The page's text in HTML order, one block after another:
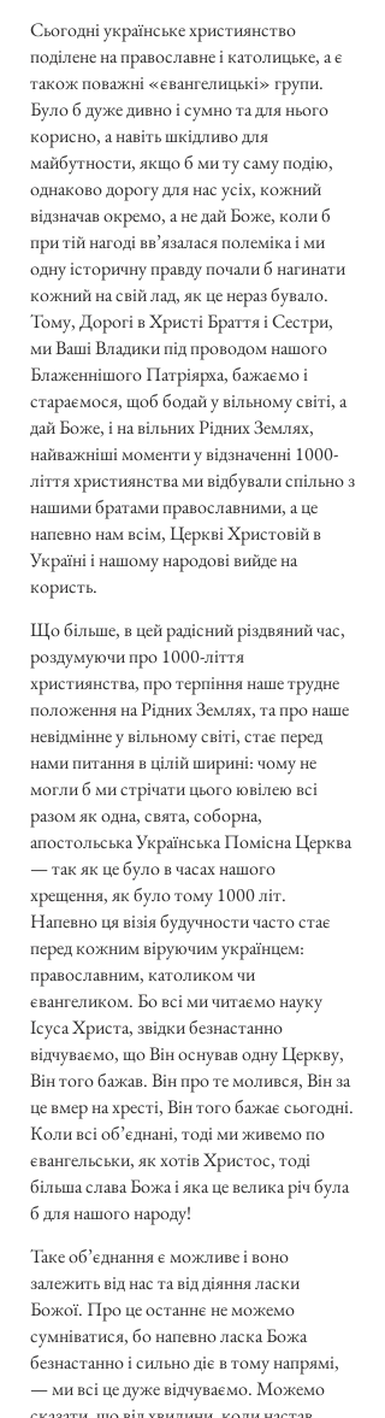
Сьогодні українське християнство
поділене на православне і католицьке, а є
також поважні «євангелицькі» групи.
Було б дуже дивно і сумно та для нього
корисно, а навіть шкідливо для
майбутности, якщо б ми ту саму подію,
однаково дорогу для нас усіх, кожний
відзначав окремо, а не дай Боже, коли б
при тій нагоді вв’язалася полеміка і ми
одну історичну правду почали б нагинати
кожний на свій лад, як це нераз бувало.
Тому, Дорогі в Христі Браття і Сестри,
ми Ваші Владики під проводом нашого
Блаженнішого Патріярха, бажаємо і
стараємося, щоб бодай у вільному світі, а
дай Боже, і на вільних Рідних Землях,
найважніші моменти у відзначенні 1000-
ліття християнства ми відбували спільно з
нашими братами православними, а це
напевно нам всім, Церкві Христовій в
Україні і нашому народові вийде на
користь.
Що більше, в цей радісний різдвяний час,
роздумуючи про 1000-ліття
християнства, про терпіння наше трудне
положення на Рідних Землях, та про наше
невідмінне у вільному світі, стає перед
нами питання в цілій ширині: чому не
могли б ми стрічати цього ювілею всі
разом як одна, свята, соборна,
апостольська Українська Помісна Церква
— так як це було в часах нашого
хрещення, як було тому 1000 літ.
Напевно ця візія будучности часто стає
перед кожним віруючим українцем:
православним, католиком чи
євангеликом. Бо всі ми читаємо науку
Ісуса Христа, звідки безнастанно
відчуваємо, що Він оснував одну Церкву,
Він того бажав. Він про те молився, Він за
це вмер на хресті, Він того бажає сьогодні.
Коли всі об’єднані, тоді ми живемо по
євангельськи, як хотів Христос, тоді
більша слава Божа і яка це велика річ була
б для нашого народу!
Таке об’єднання є можливе і воно
залежить від нас та від діяння ласки
Божої. Про це останнє не можемо
сумніватися, бо напевно ласка Божа
безнастанно і сильно діє в тому напрямі,
— ми всі це дуже відчуваємо. Можемо